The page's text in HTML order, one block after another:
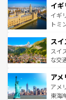
いる
香り
らに
れる
を参
顔を
ルリ
して
は、お
ドイ
イギ
イギ
トミ
リア
ティ
戦な
ンツ
スイ
スイ
な交
の建
博物
こと
アメ
アメ
東海